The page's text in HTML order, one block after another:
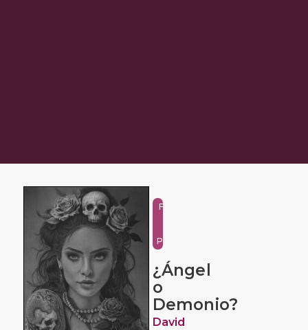
Figure
Portrait
¿Ángel
o
Demonio?
David